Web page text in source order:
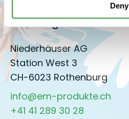
Deny
EM Fachgeschäft
Niederhäuser AG
Station West 3
CH-6023 Rothenburg
info@em-produkte.ch
+41 41 289 30 28